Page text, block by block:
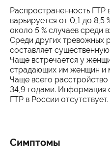
Распространенность ГТР
варьируется от 0,1 до 8,5
около 5 % случаев среди
Среди других тревожных
составляет
Чаще встречается у
страдающих им женщин и
Чаще всего
34,9 годами. Информация
ГТР в России отсутствует.
Симптомы